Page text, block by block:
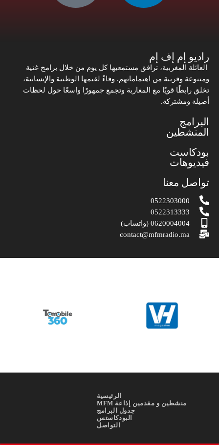
راديو إم إف إم
العائلة المغربية، ترافق مستمعيها كل يوم من خلال برامج غنية
ومتنوعة وقريبة من اهتماماتهم. وفاءً لقيمها الوطنية والإنسانية،
تخلق رابطًا قويًا مع المغاربة وتجمع جمهورًا واسعًا حول لحظات
أصيلة ومشتركة.
البرامج
المنشطين
بودكاست
فيديوهات
تواصل معنا
0522303000
0522313333
0620004004 (واتساب)
contact@mfmradio.ma
الرئيسية
منشطين و مقدمين إذاعة MFM
جدول البرامج
البودكاستس
التواصل